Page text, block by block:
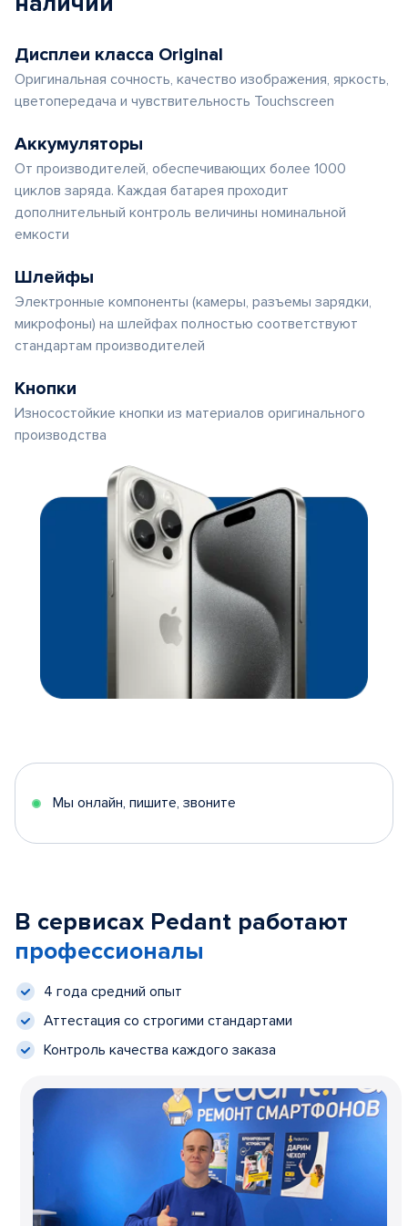
Дисплеи класса Original
Оригинальная сочность, качество изображения, яркость,
цветопередача и чувствительность Touchscreen
Аккумуляторы
От производителей, обеспечивающих более 1000
циклов заряда. Каждая батарея проходит
дополнительный контроль величины номинальной
емкости
Шлейфы
Электронные компоненты (камеры, разъемы зарядки,
микрофоны) на шлейфах полностью соответствуют
стандартам производителей
Кнопки
Износостойкие кнопки из материалов оригинального
производства
Мы онлайн, пишите, звоните
В сервисах Pedant работают
профессионалы
4 года средний опыт
Аттестация со строгими стандартами
Контроль качества каждого заказа